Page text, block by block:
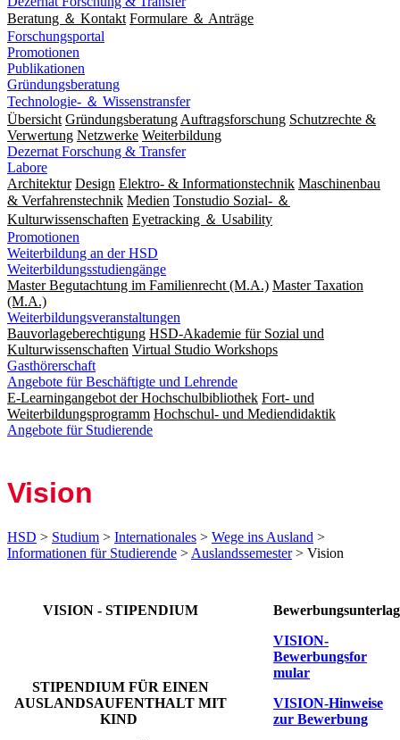
Beratung ＆ Kontakt Formulare ＆ Anträge
Forschungsportal
Promotionen
Publikationen
Gründungsberatung
Technologie- ＆ Wissenstransfer
Übersicht Gründungsberatung Auftragsforschung Schutzrechte &
Verwertung Netzwerke Weiterbildung
Dezernat Forschung & Transfer
Labore
Architektur Design Elektro- & Informationstechnik Maschinenbau
& Verfahrenstechnik Medien Tonstudio Sozial- ＆
Kulturwissenschaften Eyetracking ＆ Usability
Promotionen
Weiterbildung an der HSD
Weiterbildungsstudiengänge
Master Begutachtung im Familienrecht (M.A.) Master Taxation
(M.A.)
Weiterbildungsveranstaltungen
Bauvorlageberechtigung HSD-Akademie für Sozial und
Kulturwissenschaften Virtual Studio Workshops
Gasthörerschaft
Angebote für Beschäftigte und Lehrende
E-Learningangebot der Hochschulbibliothek Fort- und
Weiterbildungsprogramm Hochschul- und Mediendidaktik
Angebote für Studierende
Vision
HSD > Studium > Internationales > Wege ins Ausland >
Informationen für Studierende > Auslandssemester> Vision
​​​​​​​VISION - STIPENDIUM
STIPENDIUM FÜR EINEN
AUSLANDSAUFENTHALT MIT
KIND
VISION-
Bewerbungsfor​
mular
VISION-Hinweise
zur Bewerbung​